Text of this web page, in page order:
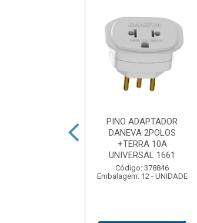
PINO ADAPTADOR
DANEVA 2POLOS
+TERRA 10A
UNIVERSAL 1661
Código: 378846
Embalagem: 12 - UNIDADE